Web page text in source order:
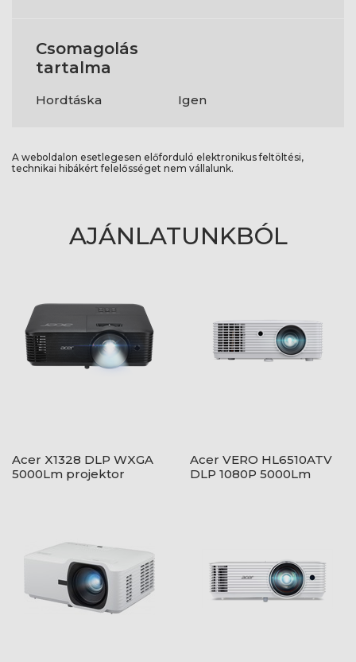
Csomagolás
tartalma
Hordtáska Igen
A weboldalon esetlegesen előforduló elektronikus feltöltési,
technikai hibákért felelősséget nem vállalunk.
AJÁNLATUNKBÓL
Acer X1328 DLP WXGA
5000Lm projektor
Acer VERO HL6510ATV
DLP 1080P 5000Lm